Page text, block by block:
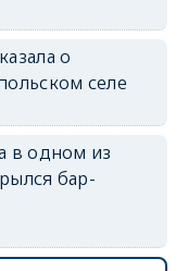
о
селе
в одном из
бар-